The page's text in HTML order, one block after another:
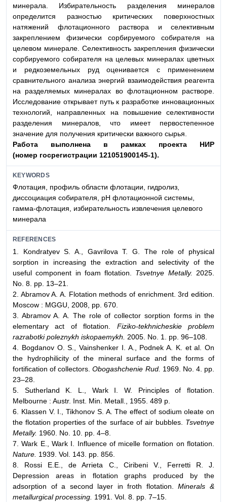
минерала. Избирательность разделения минералов
определится разностью критических поверхностных
натяжений флотационного раствора и селективным
закреплением физически сорбируемого собирателя на
целевом минерале. Селективность закрепления физически
сорбируемого собирателя на целевых минералах цветных
и редкоземельных руд оценивается с применением
сравнительного анализа энергий взаимодействия реагента
на разделяемых минералах во флотационном растворе.
Исследование открывает путь к разработке инновационных
технологий, направленных на повышение селективности
разделения минералов, что имеет первостепенное
значение для получения критически важного сырья.
Работа выполнена в рамках проекта НИР
(номер госрегистрации 121051900145-1).
KEYWORDS
Флотация, профиль области флотации, гидролиз,
диссоциация собирателя, рН флотационной системы,
гамма-флотация, избирательность извлечения целевого
минерала
REFERENCES
1. Kondratyev S. A., Gavrilova T. G. The role of physical
sorption in increasing the extraction and selectivity of the
useful component in foam flotation.
Tsvetnye Metally.
2025.
No. 8. pp. 13–21.
2. Abramov A. A. Flotation methods of enrichment. 3rd edition.
Moscow : MGGU, 2008, pp. 670.
3. Abramov A. A. The role of collector sorption forms in the
elementary act of flotation. Fiziko-tekhnicheskie problem
razrabotki poleznykh iskopaemykh.
2005. No. 1. pp. 96–108.
4. Bogdanov O. S., Vainshenker I. A., Podnek A. K. et al. On
the hydrophilicity of the mineral surface and the forms of
fortification of collectors. Obogashchenie Rud. 1969. No. 4. pp.
23–28.
5. Sutherland K. L., Wark I. W. Principles of flotation.
Melbourne : Austr. Inst. Min. Metall., 1955. 489 p.
6. Klassen V. I., Tikhonov S. A. The effect of sodium oleate on
the flotation properties of the surface of air bubbles.
Tsvetnye
Metally. 1960. No. 10. pp. 4–8.
7. Wark E., Wark I. Influence of micelle formation on flotation.
Nature. 1939. Vol. 143. pp. 856.
8. Rossi E.E., de Arrieta C., Ciribeni V., Ferretti R. J.
Depression areas in flotation graphs produced by the
adsorption of a second layer in froth flotation.Minerals &
metallurgical processing. 1991. Vol. 8. pp. 7–15.